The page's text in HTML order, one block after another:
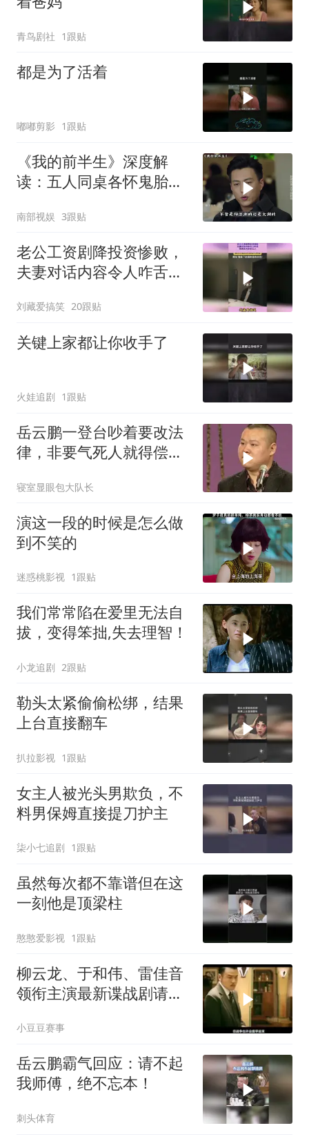
青鸟剧社 1跟贴
都是为了活着
嘟嘟剪影 1跟贴
《我的前半生》深度解
读：五人同桌各怀鬼胎，
吃蟹
南部视娱 3跟贴
老公工资剧降投资惨败，
夫妻对话内容令人咋舌，
刘藏爱搞笑 20跟贴
关键上家都让你收手了
火娃追剧 1跟贴
岳云鹏一登台吵着要改法
律，非要气死人就得偿
寝室显眼包大队长
演这一段的时候是怎么做
到不笑的
迷惑桃影视 1跟贴
我们常常陷在爱里无法自
拔，变得笨拙,失去理智！
小龙追剧 2跟贴
勒头太紧偷偷松绑，结果
上台直接翻车
扒拉影视 1跟贴
女主人被光头男欺负，不
料男保姆直接提刀护主
柒小七追剧 1跟贴
虽然每次都不靠谱但在这
一刻他是顶梁柱
憨憨爱影视 1跟贴
柳云龙、于和伟、雷佳音
领衔主演最新谍战剧请欣
小豆豆赛事
岳云鹏霸气回应：请不起
我师傅，绝不忘本！
刺头体育